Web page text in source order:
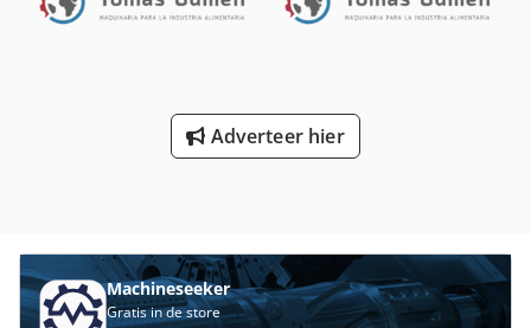
Adverteer hier
Machineseeker
Gratis in de store